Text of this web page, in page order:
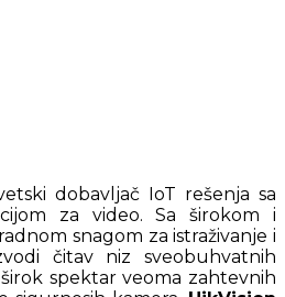
dobavljač IoT rešenja sa
za video. Sa širokom i
snagom za istraživanje i
čitav niz sveobuhvatnih
spektar veoma zahtevnih